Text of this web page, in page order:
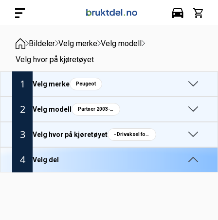
Bildeler Velg merke Velg modell
Velg hvor på kjøretøyet
1 Velg merke Peugeot
2 Velg modell Partner 2003-08
3 Velg hvor på kjøretøyet - Drivaksel foran venstre
4 Velg del